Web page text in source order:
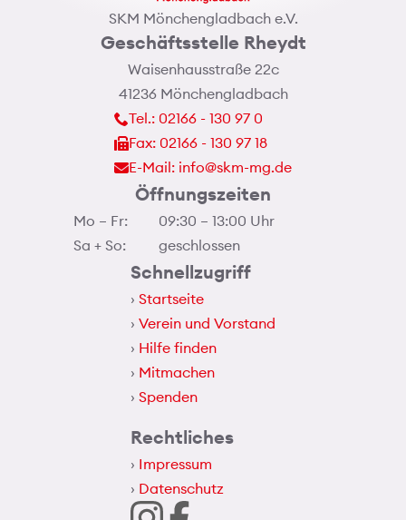
SKM Mönchengladbach e.V.
Geschäftsstelle Rheydt
Waisenhausstraße 22c
41236 Mönchengladbach
Tel.: 02166 - 130 97 0
Fax: 02166 - 130 97 18
E-Mail: info@skm-mg.de
Öffnungszeiten
Mo – Fr:
Sa + So:
09:30 – 13:00 Uhr
geschlossen
Schnellzugriff
Startseite
Verein und Vorstand
Hilfe finden
Mitmachen
Spenden
Rechtliches
Impressum
Datenschutz